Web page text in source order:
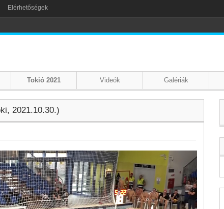
Elérhetőségek
Tokió 2021 Videók Galériák
2021.10.30.)